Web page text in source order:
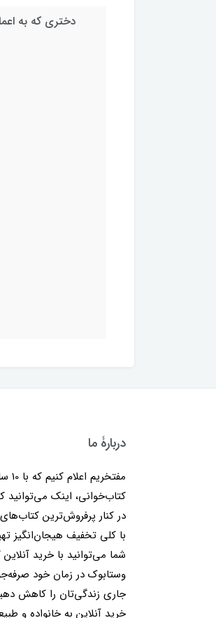
دختری که به
دربارۀ ما
کتاب‌خوانی، اینک می‌توانید
در کنار پرفروش‌ترین
با کلی تخفیف هیجان‌انگیز
شما می‌توانید با خرید
وستابوک در زمان خود
جاری زندگی‌تان را کاهش
خرید آنلاین به خانواده و